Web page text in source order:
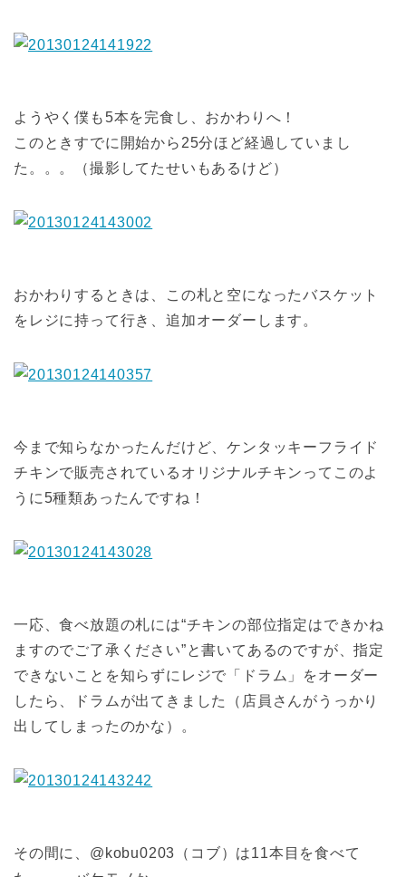
ようやく僕も5本を完食し、おかわりへ！
このときすでに開始から25分ほど経過していまし
た。。。（撮影してたせいもあるけど）
おかわりするときは、この札と空になったバスケット
をレジに持って行き、追加オーダーします。
今まで知らなかったんだけど、ケンタッキーフライド
チキンで販売されているオリジナルチキンってこのよ
うに5種類あったんですね！
一応、食べ放題の札には“チキンの部位指定はできかね
ますのでご了承ください”と書いてあるのですが、指定
できないことを知らずにレジで「ドラム」をオーダー
したら、ドラムが出てきました（店員さんがうっかり
出してしまったのかな）。
その間に、@kobu0203（コブ）は11本目を食べて